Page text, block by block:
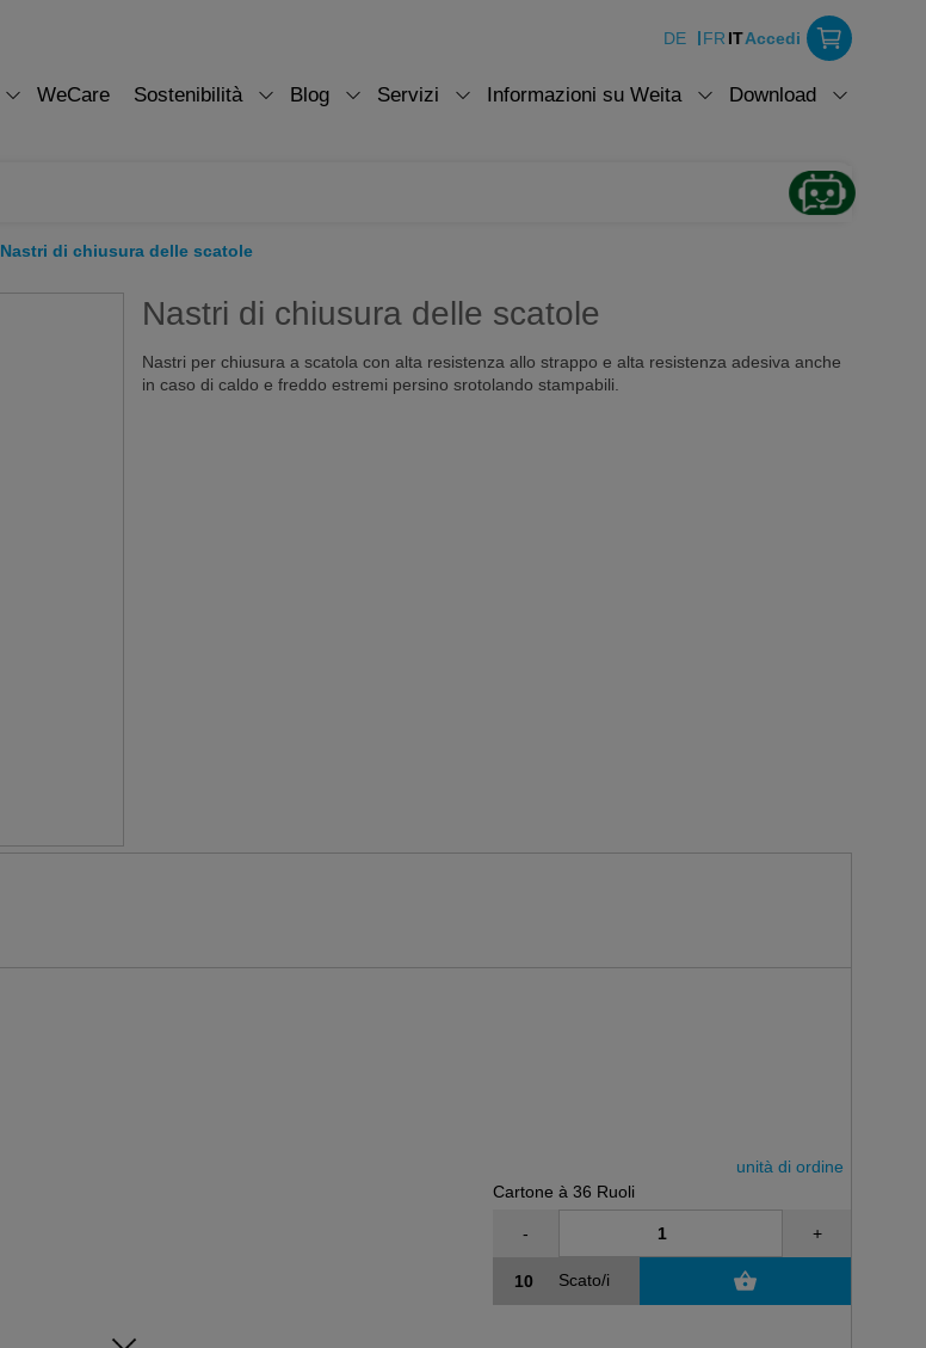
DE FR ITAccedi
WeCare Sostenibilità Blog Servizi Informazioni su Weita Download
Nastri di chiusura delle scatole
Nastri di chiusura delle scatole
Nastri per chiusura a scatola con alta resistenza allo strappo e alta resistenza adesiva anche
in caso di caldo e freddo estremi persino srotolando stampabili.
unità di ordine
Cartone à 36 Ruoli
- +
Scato/i